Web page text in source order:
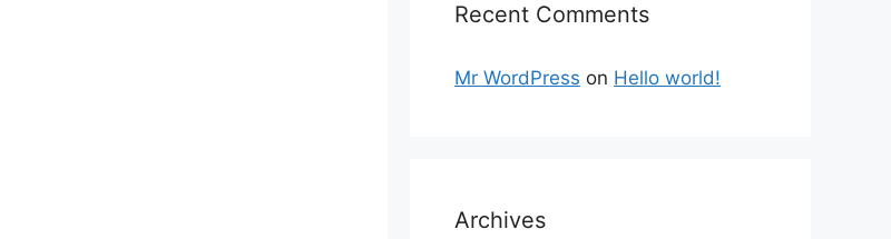
Recent Comments
Mr WordPress on Hello world!
Archives